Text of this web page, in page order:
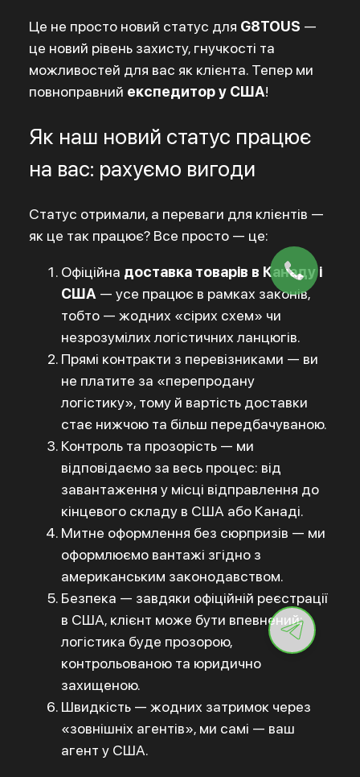
Це не просто новий статус для G8TOUS —
це новий рівень захисту, гнучкості та
можливостей для вас як клієнта. Тепер ми
повноправний експедитор у США!
Як наш новий статус працює
на вас: рахуємо вигоди
Статус отримали, а переваги для клієнтів —
як це так працює? Все просто — це:
Офіційна доставка товарів в Канаду і
США — усе працює в рамках законів,
тобто — жодних «сірих схем» чи
незрозумілих логістичних ланцюгів.
Прямі контракти з перевізниками — ви
не платите за «перепродану
логістику», тому й вартість доставки
стає нижчою та більш передбачуваною.
Контроль та прозорість — ми
відповідаємо за весь процес: від
завантаження у місці відправлення до
кінцевого складу в США або Канаді.
Митне оформлення без сюрпризів — ми
оформлюємо вантажі згідно з
американським законодавством.
Безпека — завдяки офіційній реєстрації
в США, клієнт може бути впевнений:
логістика буде прозорою,
контрольованою та юридично
захищеною.
Швидкість — жодних затримок через
«зовнішніх агентів», ми самі — ваш
агент у США.